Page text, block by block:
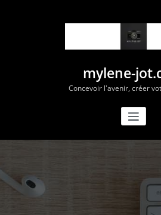
mylene-
Concevoir l'avenir, créer